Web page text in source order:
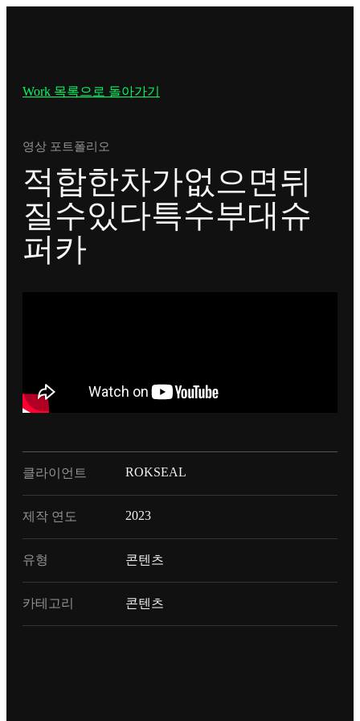
Work 목록으로 돌아가기
영상 포트폴리오
적합한차가없으면뒤
질수있다특수부대슈
퍼카
클라이언트 ROKSEAL
제작 연도 2023
유형 콘텐츠
카테고리 콘텐츠